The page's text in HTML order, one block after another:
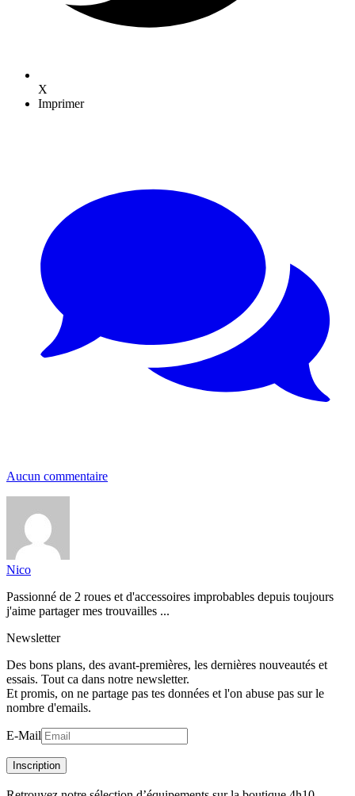
X
Imprimer
Aucun commentaire
Nico
Passionné de 2 roues et d'accessoires improbables depuis toujours
j'aime partager mes trouvailles ...
Newsletter
Des bons plans, des avant-premières, les dernières nouveautés et
essais. Tout ca dans notre newsletter.
Et promis, on ne partage pas tes données et l'on abuse pas sur le
nombre d'emails.
E-Mail
Inscription